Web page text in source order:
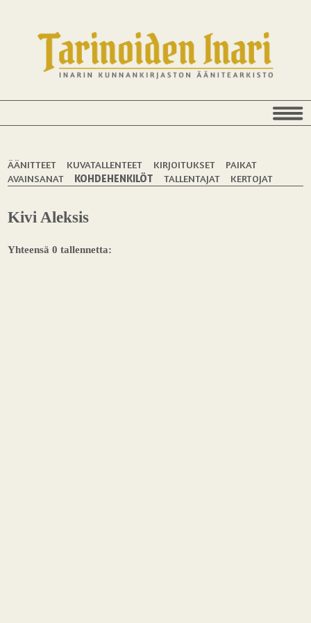
ÄÄNITTEET KUVATALLENTEET KIRJOITUKSET
PAIKAT
AVAINSANAT
KOHDEHENKILÖT TALLENTAJAT KERTOJAT
Kivi Aleksis
Yhteensä 0 tallennetta: